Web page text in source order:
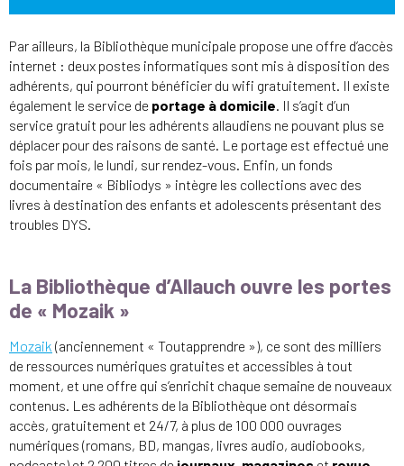
Par ailleurs, la Bibliothèque municipale propose une offre d’accès
internet : deux postes informatiques sont mis à disposition des
adhérents, qui pourront bénéficier du wifi gratuitement. Il existe
également le service de portage à domicile . Il s’agit d’un
service gratuit pour les adhérents allaudiens ne pouvant plus se
déplacer pour des raisons de santé. Le portage est effectué une
fois par mois, le lundi, sur rendez-vous. Enfin, un fonds
documentaire « Bibliodys » intègre les collections avec des
livres à destination des enfants et adolescents présentant des
troubles DYS.
La Bibliothèque d’Allauch ouvre les portes
de « Mozaik »
Mozaik (anciennement « Toutapprendre »), ce sont des milliers
de ressources numériques gratuites et accessibles à tout
moment, et une offre qui s’enrichit chaque semaine de nouveaux
contenus. Les adhérents de la Bibliothèque ont désormais
accès, gratuitement et 24/7, à plus de 100 000 ouvrages
numériques (romans, BD, mangas, livres audio, audiobooks,